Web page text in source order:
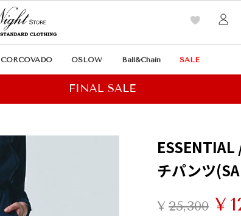
CORCOVADO OSLOW Ball&Chain SALE
チパンツ
¥ 25,300 ¥